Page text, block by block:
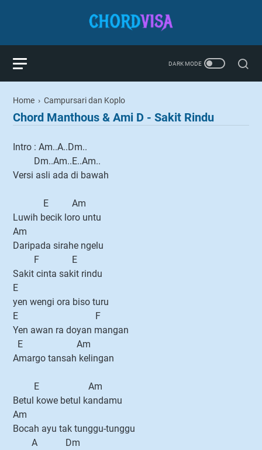
Home › Campursari dan Koplo
Chord Manthous & Ami D - Sakit Rindu
Intro : Am..A..Dm..
Dm..Am..E..Am..
Versi asli ada di bawah
E Am
Luwih becik loro untu
Am
Daripada sirahe ngelu
F E
Sakit cinta sakit rindu
E
yen wengi ora biso turu
E F
Yen awan ra doyan mangan
E Am
Amargo tansah kelingan
E Am
Betul kowe betul kandamu
Am
Bocah ayu tak tunggu-tunggu
A Dm